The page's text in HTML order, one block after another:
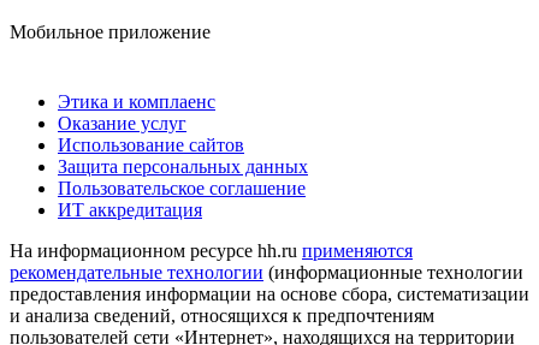
Мобильное приложение
Этика и комплаенс
Оказание услуг
Использование сайтов
Защита персональных данных
Пользовательское соглашение
ИТ аккредитация
На информационном ресурсе hh.ru применяются
рекомендательные технологии (информационные технологии
предоставления информации на основе сбора, систематизации
и анализа сведений, относящихся к предпочтениям
пользователей сети «Интернет», находящихся на территории